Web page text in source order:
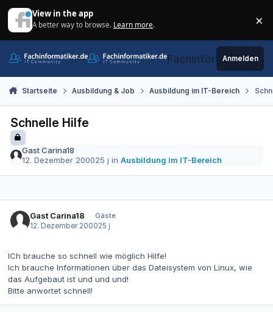
View in the app
A better way to browse. Learn more. ×
Fachinformatiker.de
Anmelden
Startseite Ausbildung & Job Ausbildung im IT-Bereich
Schnelle Hilfe
Gast Carina18
12. Dezember 200025 j inAusbildung im IT-Bereich
Gast Carina18
Gäste
12. Dezember 200025 j
ICh brauche so schnell wie möglich Hilfe!
Ich brauche Informationen über das Dateisystem von Linux, wie
das Aufgebaut ist und und und!
Bitte anwortet schnell!